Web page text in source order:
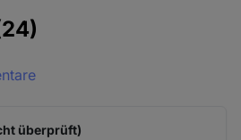
überprüft)